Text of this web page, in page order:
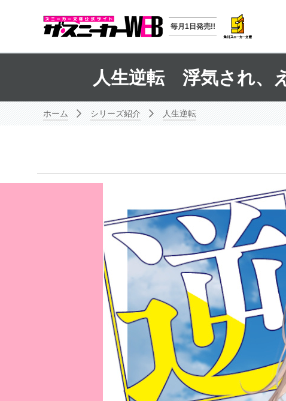
毎月1日発売!!
人生逆転 浮気され、
ホーム シリーズ紹介 人生逆転